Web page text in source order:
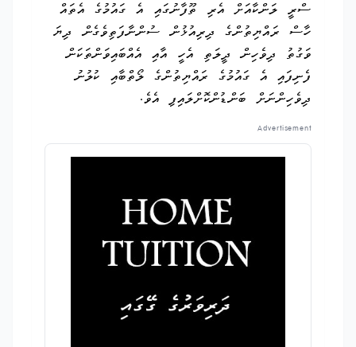
ސްރީ ލަންކާއަށް އެރި ތޫފާނުގައި އެ ގައުމުގެ އެތައް
ހާސް ރައްޔިތުންގެ ދިރިއުޅުން ސުންނާފަތިވެގެން ދިޔަ
ވަގުތު ދިވެހިން ދީލަތި އެހީ އާއި އެއްބައިވަންތަކަން
ފެނިފައި އެ ގައުމުގެ ރައްޔިތުންގެ ލޯތްބާއި ކުލުނު
ދިވެހިންނަށް ބަންޑުންކޮށްލައިފި އެވެ.
Advertisement